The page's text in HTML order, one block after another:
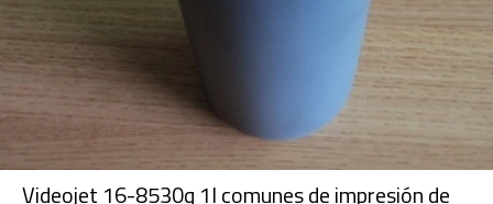
Videojet 16-8530q 1l comunes de impresión de